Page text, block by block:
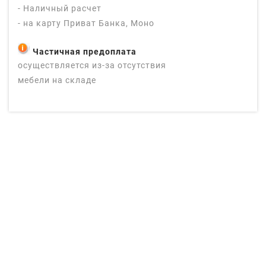
- Наличный расчет
- на карту Приват Банка, Моно
Частичная предоплата
осуществляется из-за отсутствия
мебели на складе